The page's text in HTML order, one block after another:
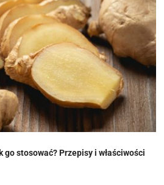
stosować? Przepisy i właściwości